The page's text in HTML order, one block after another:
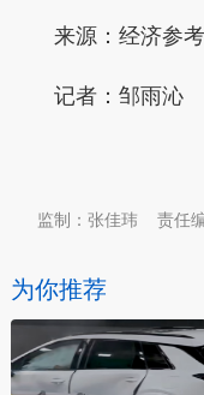
来源：经济参
记者：邹雨沁
责任
监制：张佳玮
为你推荐